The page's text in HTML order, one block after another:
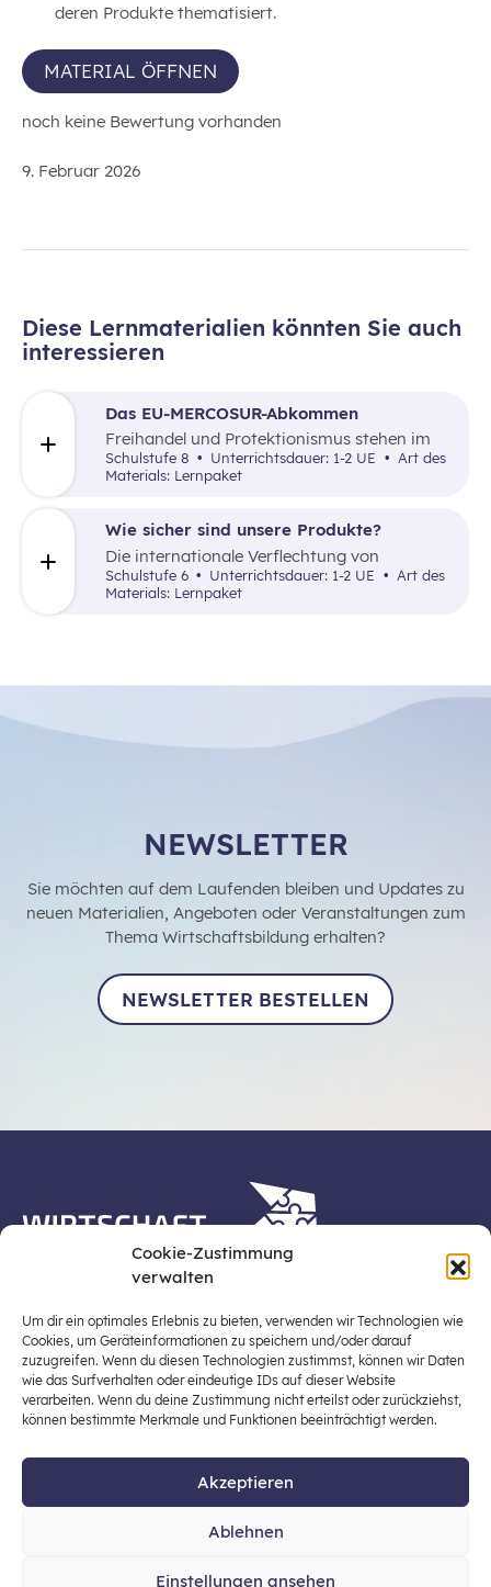
Cookie-Zustimmung
verwalten
Um dir ein optimales Erlebnis zu bieten, verwenden wir Technologien wie
Cookies, um Geräteinformationen zu speichern und/oder darauf
zuzugreifen. Wenn du diesen Technologien zustimmst, können wir Daten
wie das Surfverhalten oder eindeutige IDs auf dieser Website
verarbeiten. Wenn du deine Zustimmung nicht erteilst oder zurückziehst,
können bestimmte Merkmale und Funktionen beeinträchtigt werden.
Akzeptieren
Ablehnen
Einstellungen ansehen
deren Produkte thematisiert.
MATERIAL ÖFFNEN
noch keine Bewertung vorhanden
9. Februar 2026
Diese Lernmaterialien könnten Sie auch
interessieren
Wie sicher sind unsere Produkte?
Die internationale Verflechtung von
Produktion und Konsum ist Thema dieses
Lernpakets.
Schulstufe 6 Unterrichtsdauer: 1-2 UE
Materials: Lernpaket
Das EU-MERCOSUR-Abkommen
Freihandel und Protektionismus stehen im
Zentrum dieses Unterrichtskonzepts.
Schulstufe 8 Unterrichtsdauer: 1-2 UE
Materials: Lernpaket
NEWSLETTER
Sie möchten auf dem Laufenden bleiben und Updates zu
neuen Materialien, Angeboten oder Veranstaltungen zum
Thema Wirtschaftsbildung erhalten?
NEWSLETTER BESTELLEN
Stiftung für Wirtschaftsbildung, Österreichs zentraler
Plattform für die Stärkung und Verbreiterung einer
lebensweltbezogenen und verantwortungsvollen
Wirtschaftsbildung in der schulischen Allgemeinbildung
(Fokus: Sekundarstufe I).
© 2026 Stiftung für Wirtschaftsbildung